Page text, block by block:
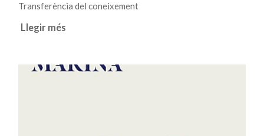
Transferència del coneixement
Llegir més